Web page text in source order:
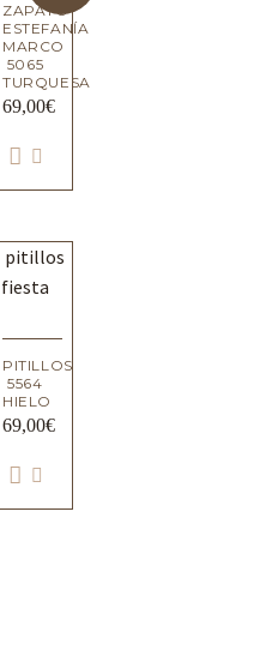
ZAPATO
ESTEFANÍA
MARCO
5065
TURQUESA
69,00€
PITILLOS
5564
HIELO
69,00€